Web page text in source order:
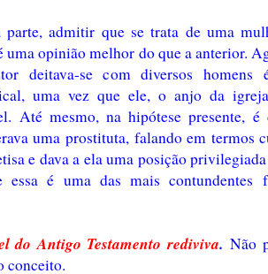
parte, admitir que se trata de uma
uma opinião melhor do que a anterior.
deitava-se com diversos homens
uma vez que ele, o anjo da
Até mesmo, na hipótese presente,
uma prostituta, falando em termos
e dava a ela uma posição
essa é uma das mais contundentes
do Antigo Testamento rediviva. Não
conceito.